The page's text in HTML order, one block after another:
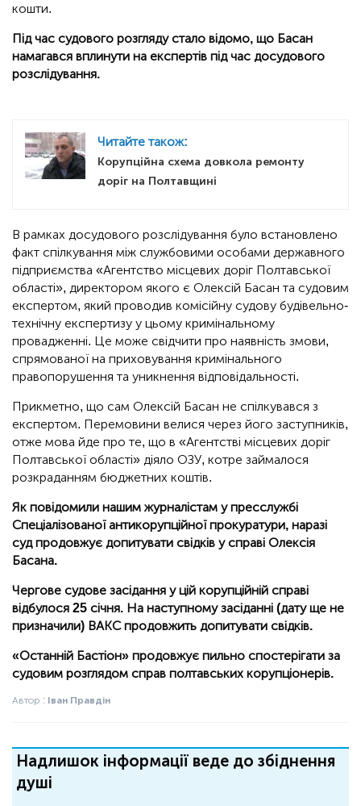
кошти.
Під час судового розгляду стало відомо, що Басан
намагався вплинути на експертів під час досудового
розслідування.
Читайте також:
Корупційна схема довкола ремонту
доріг на Полтавщині
В рамках досудового розслідування було встановлено
факт спілкування між службовими особами державного
підприємства «Агентство місцевих доріг Полтавської
області», директором якого є Олексій Басан та судовим
експертом, який проводив комісійну судову будівельно-
технічну експертизу у цьому кримінальному
провадженні. Це може свідчити про наявність змови,
спрямованої на приховування кримінального
правопорушення та уникнення відповідальності.
Прикметно, що сам Олексій Басан не спілкувався з
експертом. Перемовини велися через його заступників,
отже мова йде про те, що в «Агентстві місцевих доріг
Полтавської області» діяло ОЗУ, котре займалося
розкраданням бюджетних коштів.
Як повідомили нашим журналістам у пресслужбі
Спеціалізованої антикорупційної прокуратури, наразі
суд продовжує допитувати свідків у справі Олексія
Басана.
Чергове судове засідання у цій корупційній справі
відбулося 25 січня. На наступному засіданні (дату ще не
призначили) ВАКС продовжить допитувати свідків.
«Останній Бастіон» продовжує пильно спостерігати за
судовим розглядом справ полтавських корупціонерів.
Автор : Іван Правдін
Надлишок інформації веде до збіднення
душі